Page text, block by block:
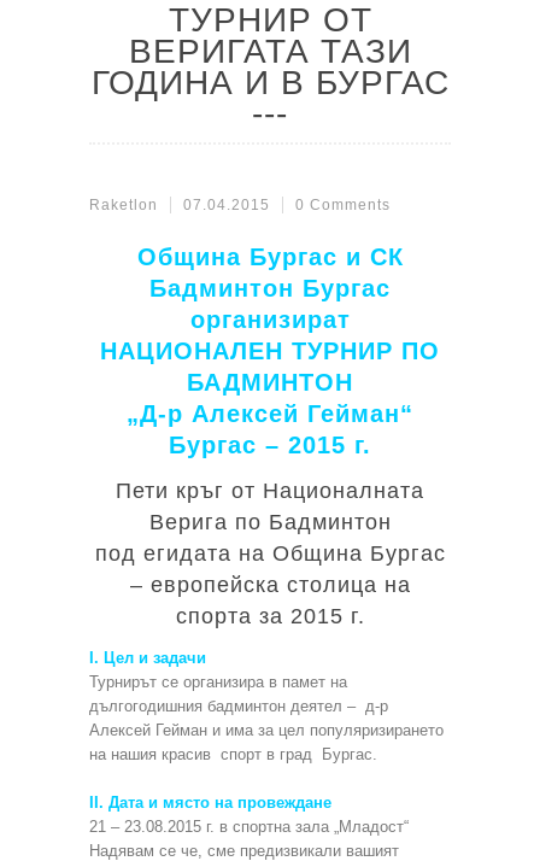
ТУРНИР ОТ
ВЕРИГАТА ТАЗИ
ГОДИНА И В БУРГАС
Raketlon 07.04.2015 0 Comments
Община Бургас и СК
Бадминтон Бургас
организират
НАЦИОНАЛЕН ТУРНИР ПО
БАДМИНТОН
„Д-р Алексей Гейман“
Бургас – 2015 г.
Пети кръг от Националната
Верига по Бадминтон
под егидата на Община Бургас
– европейска столица на
спорта за 2015 г.
I. Цел и задачи
Турнирът се организира в памет на
дългогодишния бадминтон деятел – д-р
Алексей Гейман и има за цел популяризирането
на нашия красив спорт в град Бургас.
II. Дата и място на провеждане
21 – 23.08.2015 г. в спортна зала „Младост“
Надявам се че, сме предизвикали вашият